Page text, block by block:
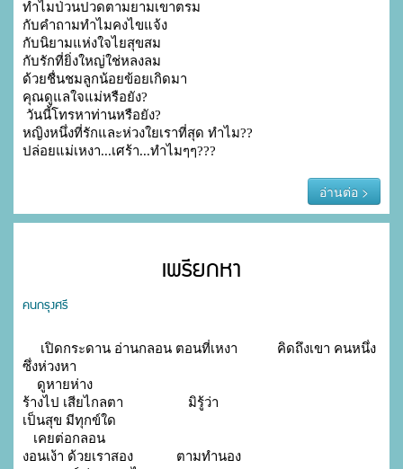
ทำไมป่วนปวดตามยามเขาตรม
กับคำถามทำไมคงไขแจ้ง
กับนิยามแห่งใจไยสุขสม
กับรักที่ยิ่งใหญ่ใช่หลงลม
ด้วยชื่นชมลูกน้อยข้อยเกิดมา
คุณดูแลใจแม่หรือยัง?
วันนี้โทรหาท่านหรือยัง?
หญิงหนึ่งที่รักและห่วงใยเราที่สุด ทำไม??
ปล่อยแม่เหงา...เศร้า...ทำไมๆๆ???
อ่านต่อ >
เพรียกหา
คนกรุงศรี
เปิดกระดาน อ่านกลอน ตอนที่เหงา           คิดถึงเขา คนหนึ่ง
ซึ่งห่วงหา
ดูหายห่าง
ร้างไป เสียไกลตา                  มิรู้ว่า
เป็นสุข มีทุกข์ใด
เคยต่อกลอน
งอนเง้า ด้วยเราสอง            ตามทำนอง